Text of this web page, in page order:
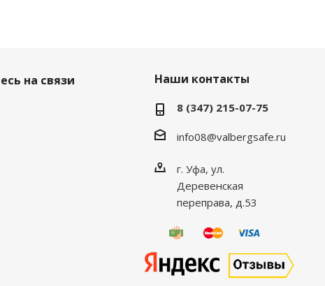
на связи Наши контакты
8 (347) 215-07-75
info08@valbergsafe.ru
г. Уфа, ул.
Деревенская
переправа, д.53